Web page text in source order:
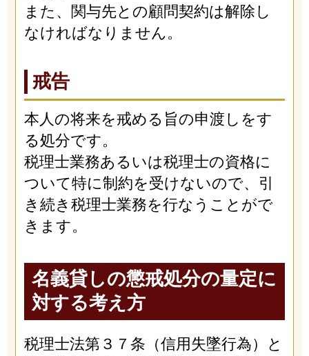
また、関与先との顧問契約は解除し
なければなりません。
戒告
本人の将来を戒める旨の申渡しをす
る処分です。
税理士業務あるいは税理士の資格に
ついて特に制約を受けないので、引
き続き税理士業務を行なうことがで
きます。
名義貸しの懲戒処分の量定に
対する考え方
税理士法第３７条（信用失墜行為）と